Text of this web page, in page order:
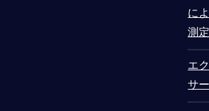
に
測定
エ
サ